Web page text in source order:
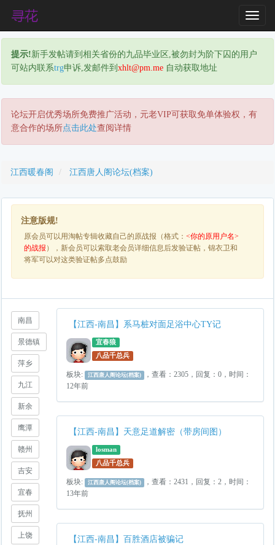
T
o
g
e
N
a
o
提示!新手发帖请到相关省份的九品毕业区,被勿封为阶下囚的用户
可站内联系trg申诉,发邮件到 xhlt@pm.me 自动获取地址
论坛开启优秀场所免费推广活动，元老VIP可获取免单体验权，有
意合作的场所点击此处查阅详情
江西暖春阁 江西唐人阁论坛(档案)
注意版规!
原会员可以用淘帖专辑收藏自己的原战报（格式： <你的原用户名>
的战报 ），新会员可以索取老会员详细信息后发验证帖，锦衣卫和
将军可以对这类验证帖多点鼓励
南昌
景德镇
萍乡
九江
新余
鹰潭
赣州
吉安
宜春
抚州
上饶
【江西-南昌】系马桩对面足浴中心TY记
宜春狼
八品千总兵
板块: 江西唐人阁论坛(档案)
，查看：2305，回复：0，时间：
12年前
【江西-南昌】天意足道解密（带房间图）
losman
八品千总兵
板块: 江西唐人阁论坛(档案)
，查看：2431，回复：2，时间：
13年前
【江西-南昌】百胜酒店被骗记